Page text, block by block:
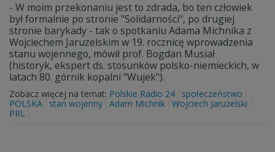
- W moim przekonaniu jest to zdrada, bo ten człowiek
był formalnie po stronie "Solidarności", po drugiej
stronie barykady - tak o spotkaniu Adama Michnika z
Wojciechem Jaruzelskim w 19. rocznicę wprowadzenia
stanu wojennego, mówił prof. Bogdan Musiał
(historyk, ekspert ds. stosunków polsko-niemieckich, w
latach 80. górnik kopalni "Wujek").
Zobacz więcej na temat: Polskie Radio 24
społeczeństwo
POLSKA
stan wojenny Adam Michnik Wojciech Jaruzelski
PRL